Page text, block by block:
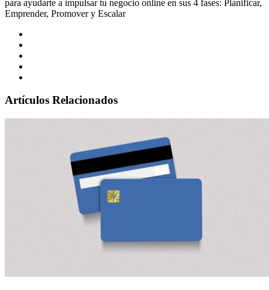
para ayudarte a impulsar tu negocio online en sus 4 fases: Planificar,
Emprender, Promover y Escalar
Artículos Relacionados